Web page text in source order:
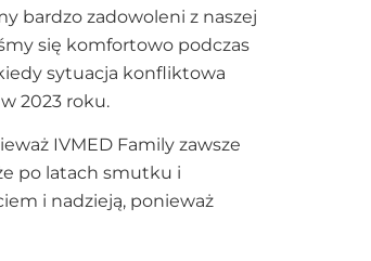
bardzo zadowoleni z naszej
się komfortowo podczas
sytuacja konfliktowa
2023 roku.
IVMED Family zawsze
po latach smutku i
i nadzieją, ponieważ